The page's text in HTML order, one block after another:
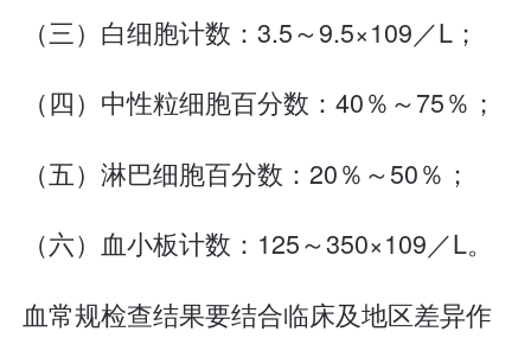
（三）白细胞计数：3.5～9.5×109／L；
（四）中性粒细胞百分数：40％～75％；
（五）淋巴细胞百分数：20％～50％；
（六）血小板计数：125～350×109／L。
血常规检查结果要结合临床及地区差异作